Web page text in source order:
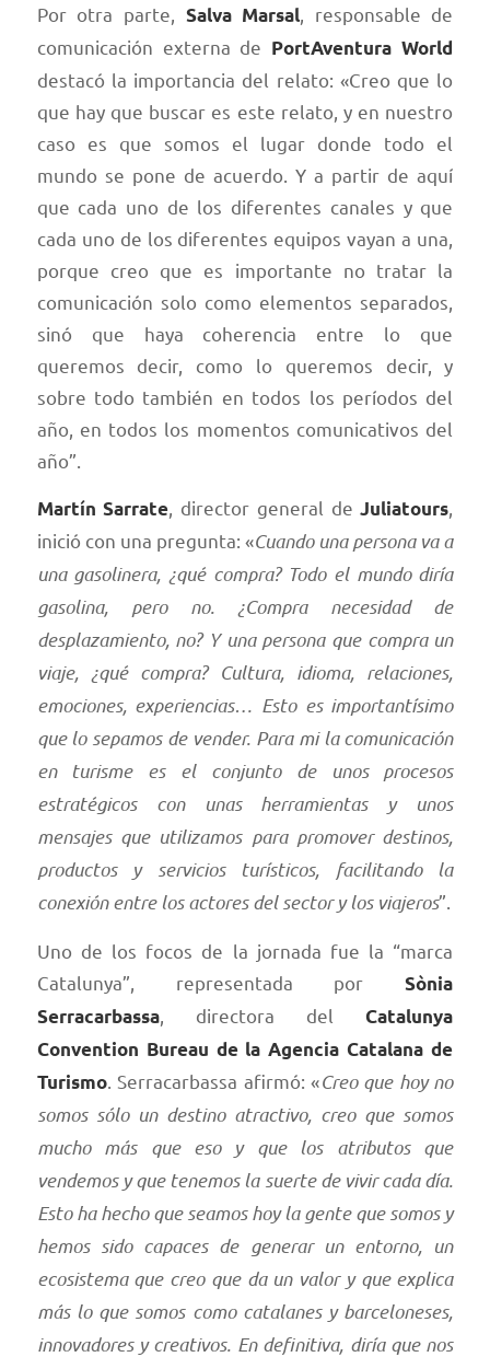
Por otra parte, Salva Marsal , responsable de
comunicación externa de PortAventura World
destacó la importancia del relato: «Creo que lo
que hay que buscar es este relato, y en nuestro
caso es que somos el lugar donde todo el
mundo se pone de acuerdo. Y a partir de aquí
que cada uno de los diferentes canales y que
cada uno de los diferentes equipos vayan a una,
porque creo que es importante no tratar la
comunicación solo como elementos separados,
sinó que haya coherencia entre lo que
queremos decir, como lo queremos decir, y
sobre todo también en todos los períodos del
año, en todos los momentos comunicativos del
año”.
Martín Sarrate, director general deJuliatours,
inició con una pregunta: «Cuando una persona va a
una gasolinera, ¿qué compra? Todo el mundo diría
gasolina, pero no. ¿Compra necesidad de
desplazamiento, no? Y una persona que compra un
viaje, ¿qué compra? Cultura, idioma, relaciones,
emociones, experiencias… Esto es importantísimo
que lo sepamos de vender. Para mi la comunicación
en turisme es el conjunto de unos procesos
estratégicos con unas herramientas y unos
mensajes que utilizamos para promover destinos,
productos y servicios turísticos, facilitando la
conexión entre los actores del sector y los viajeros”.
Uno de los focos de la jornada fue la “marca
Catalunya”, representada porSònia
Serracarbassa, directora delCatalunya
Convention Bureau de la Agencia Catalana de
Turismo. Serracarbassa afirmó: «Creo que hoy no
somos sólo un destino atractivo, creo que somos
mucho más que eso y que los atributos que
vendemos y que tenemos la suerte de vivir cada día.
Esto ha hecho que seamos hoy la gente que somos y
hemos sido capaces de generar un entorno, un
ecosistema que creo que da un valor y que explica
más lo que somos como catalanes y barceloneses,
innovadores y creativos. En definitiva, diría que nos